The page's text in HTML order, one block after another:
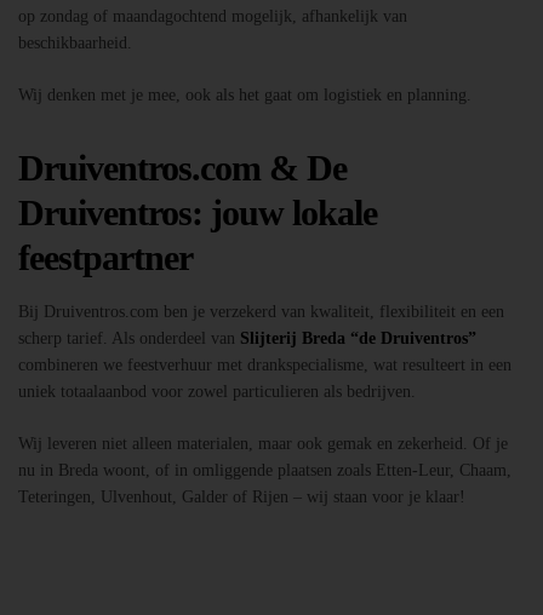
op zondag of maandagochtend mogelijk, afhankelijk van
beschikbaarheid.
Wij denken met je mee, ook als het gaat om logistiek en planning.
Druiventros.com & De
Druiventros: jouw lokale
feestpartner
Bij Druiventros.com ben je verzekerd van kwaliteit, flexibiliteit en een
scherp tarief. Als onderdeel van Slijterij Breda “de Druiventros”
combineren we feestverhuur met drankspecialisme, wat resulteert in een
uniek totaalaanbod voor zowel particulieren als bedrijven.
Wij leveren niet alleen materialen, maar ook gemak en zekerheid. Of je
nu in Breda woont, of in omliggende plaatsen zoals Etten-Leur, Chaam,
Teteringen, Ulvenhout, Galder of Rijen – wij staan voor je klaar!